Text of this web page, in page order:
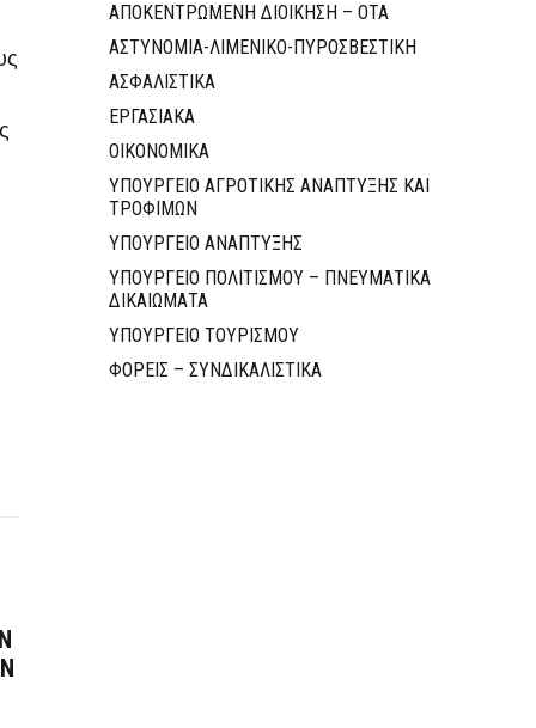
ΑΠΟΚΕΝΤΡΩΜΕΝΗ ΔΙΟΙΚΗΣΗ – ΟΤΑ
ΑΣΤΥΝΟΜΙΑ-ΛΙΜΕΝΙΚΟ-ΠΥΡΟΣΒΕΣΤΙΚΗ
ΑΣΦΑΛΙΣΤΙΚΑ
ΕΡΓΑΣΙΑΚΑ
ΟΙΚΟΝΟΜΙΚΑ
ΥΠΟΥΡΓΕΙΟ ΑΓΡΟΤΙΚΗΣ ΑΝΑΠΤΥΞΗΣ ΚΑΙ
ΤΡΟΦΙΜΩΝ
ΥΠΟΥΡΓΕΙΟ ΑΝΑΠΤΥΞΗΣ
ΥΠΟΥΡΓΕΙΟ ΠΟΛΙΤΙΣΜΟΥ – ΠΝΕΥΜΑΤΙΚΑ
ΔΙΚΑΙΩΜΑΤΑ
ΥΠΟΥΡΓΕΙΟ ΤΟΥΡΙΣΜΟΥ
ΦΟΡΕΙΣ – ΣΥΝΔΙΚΑΛΙΣΤΙΚΑ